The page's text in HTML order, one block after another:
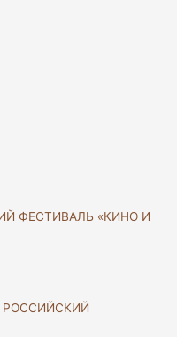
ФЕСТИВАЛЬ «КИНО И